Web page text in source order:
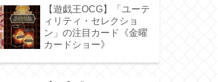
【遊戯王OCG】「ユーテ
ィリティ・セレクショ
ン」の注目カード《金曜
カードショー》